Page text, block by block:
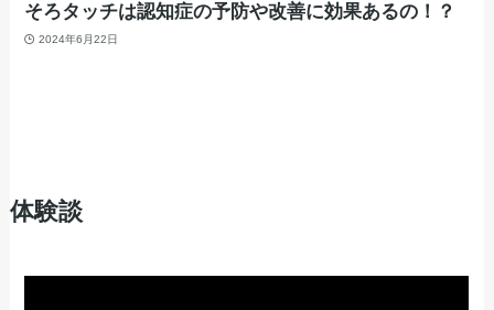
そろタッチは認知症の予防や改善に効果あるの！？
2024年6月22日
体験談